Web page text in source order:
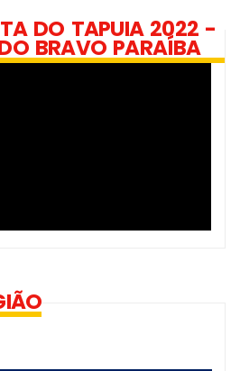
DO TAPUIA 2022 -
BRAVO PARAÍBA